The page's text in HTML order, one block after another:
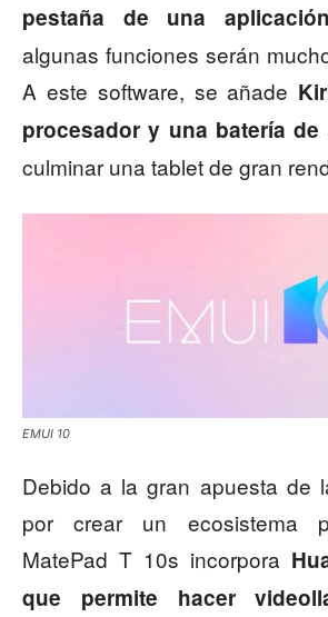
pestaña de una aplicación
algunas funciones serán
A este software, se añade
procesador y una batería de
culminar una tablet de gran
EMUI 10
Debido a la gran apuesta de
por crear un ecosistema
MatePad T 10s incorpora
que permite hacer